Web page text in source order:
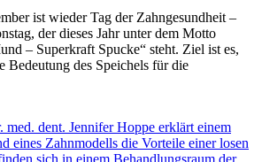
ist wieder Tag der Zahngesundheit –
der dieses Jahr unter dem Motto
– Superkraft Spucke“ steht. Ziel ist es,
Bedeutung des Speichels für die